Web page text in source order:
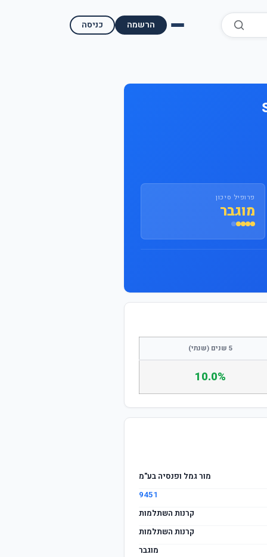
כניסה הרשמה
השוואת בתי השקעות למסחר עצמאי
אודות גמל טופ
פרופיל סיכון
מוגבר
5 שנים (שנתי)
10.0%
מור גמל ופנסיה בע"מ
9451
קרנות השתלמות
קרנות השתלמות
מוגבר